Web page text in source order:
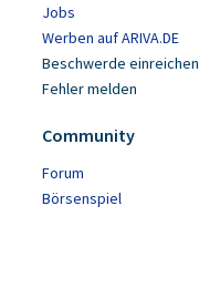
Jobs
Werben auf ARIVA.DE
Beschwerde einreichen
Fehler melden
Community
Forum
Börsenspiel